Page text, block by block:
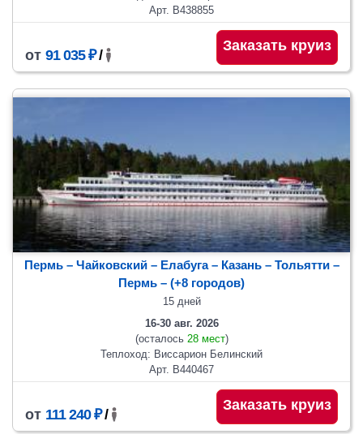
Арт. В438855
от 91 035 ₽/
Заказать круиз
Пермь – Чайковский – Елабуга – Казань – Тольятти –
Пермь – (+8 городов)
15 дней
16-30 авг. 2026
(осталось 28 мест)
Теплоход: Виссарион Белинский
Арт. В440467
от 111 240 ₽/
Заказать круиз